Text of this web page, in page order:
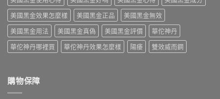
中
美國黑金效果怎麼樣
美國黑金正品
美國黑金無效
美國黑金用法
美國黑金真偽 美國黑金評價
華佗神丹
華佗神丹哪裡買
華佗神丹效果怎麼樣 陽痿 雙效威而鋼
購物保障